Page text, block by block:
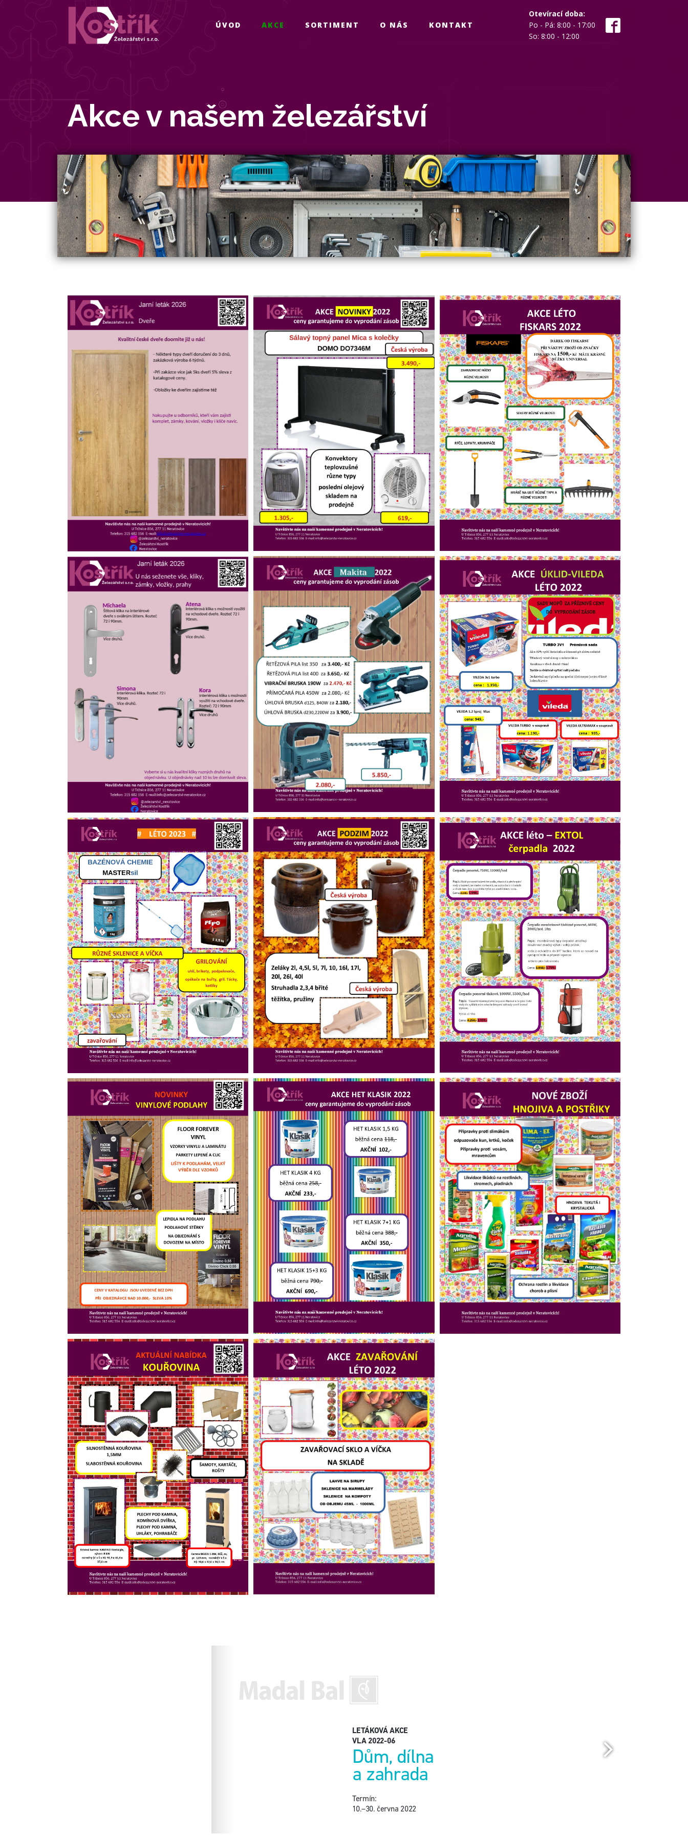
ÚVOD AKCE SORTIMENT O NÁS KONTAKT
Otevírací doba:
Po - Pá: 8:00 - 17:00
So: 8:00 - 12:00
Akce v našem železářství